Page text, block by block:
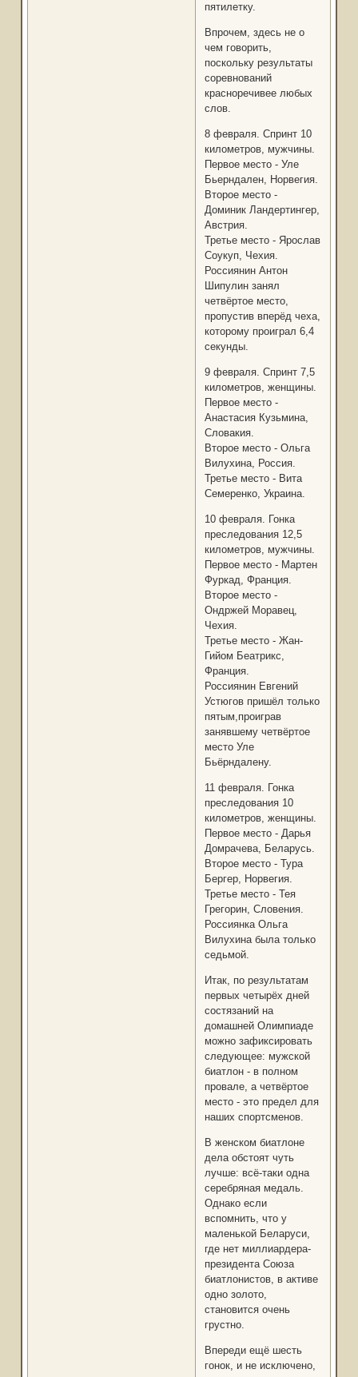
пятилетку.
Впрочем, здесь не о
чем говорить,
поскольку результаты
соревнований
красноречивее любых
слов.
8 февраля. Спринт 10
километров, мужчины.
Первое место - Уле
Бьерндален, Норвегия.
Второе место -
Доминик Ландертингер,
Австрия.
Третье место - Ярослав
Соукуп, Чехия.
Россиянин Антон
Шипулин занял
четвёртое место,
пропустив вперёд чеха,
которому проиграл 6,4
секунды.
9 февраля. Спринт 7,5
километров, женщины.
Первое место -
Анастасия Кузьмина,
Словакия.
Второе место - Ольга
Вилухина, Россия.
Третье место - Вита
Семеренко, Украина.
10 февраля. Гонка
преследования 12,5
километров, мужчины.
Первое место - Мартен
Фуркад, Франция.
Второе место -
Ондржей Моравец,
Чехия.
Третье место - Жан-
Гийом Беатрикс,
Франция.
Россиянин Евгений
Устюгов пришёл только
пятым,проиграв
занявшему четвёртое
место Уле
Бьёрндалену.
11 февраля. Гонка
преследования 10
километров, женщины.
Первое место - Дарья
Домрачева, Беларусь.
Второе место - Тура
Бергер, Норвегия.
Третье место - Тея
Грегорин, Словения.
Россиянка Ольга
Вилухина была только
седьмой.
Итак, по результатам
первых четырёх дней
состязаний на
домашней Олимпиаде
можно зафиксировать
следующее: мужской
биатлон - в полном
провале, а четвёртое
место - это предел для
наших спортсменов.
В женском биатлоне
дела обстоят чуть
лучше: всё-таки одна
серебряная медаль.
Однако если
вспомнить, что у
маленькой Беларуси,
где нет миллиардера-
президента Союза
биатлонистов, в активе
одно золото,
становится очень
грустно.
Впереди ещё шесть
гонок, и не исключено,